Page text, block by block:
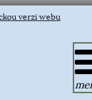
verzi webu